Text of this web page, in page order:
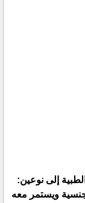
إلى نوعين:
ويستمر معه